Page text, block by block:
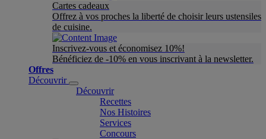
Cartes cadeaux
Offrez à vos proches la liberté de choisir leurs ustensiles
de cuisine.
Inscrivez-vous et économisez 10%!
Bénéficiez de -10% en vous inscrivant à la newsletter.
Offres
Découvrir
Découvrir
Recettes
Nos Histoires
Services
Concours